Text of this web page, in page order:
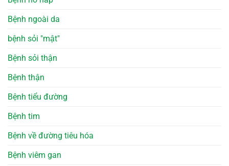
Bệnh ngoài da
bệnh sỏi "mật"
Bệnh sỏi thận
Bệnh thận
Bệnh tiểu đường
Bệnh tim
Bệnh về đường tiêu hóa
Bệnh viêm gan